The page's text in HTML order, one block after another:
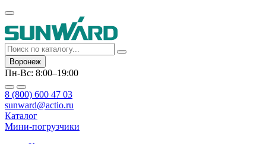
Воронеж
Пн-Вс: 8:00–19:00
8 (800) 600 47 03
sunward@actio.ru
Каталог
Мини-погрузчики